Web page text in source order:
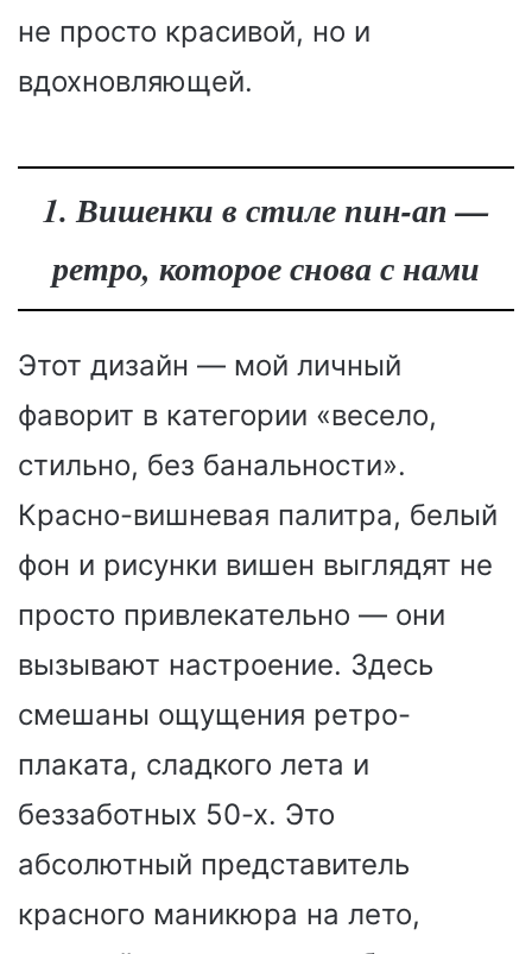
не просто красивой, но и
вдохновляющей.
1. Вишенки в стиле пин-ап —
ретро, которое снова с нами
Этот дизайн — мой личный
фаворит в категории «весело,
стильно, без банальности».
Красно-вишневая палитра, белый
фон и рисунки вишен выглядят не
просто привлекательно — они
вызывают настроение. Здесь
смешаны ощущения ретро-
плаката, сладкого лета и
беззаботных 50-х. Это
абсолютный представитель
красного маникюра на лето,